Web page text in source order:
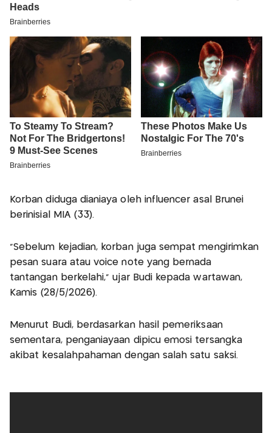
Korban diduga dianiaya oleh influencer asal Brunei
berinisial MIA (33).
"Sebelum kejadian, korban juga sempat mengirimkan
pesan suara atau voice note yang bernada
tantangan berkelahi," ujar Budi kepada wartawan,
Kamis (28/5/2026).
Menurut Budi, berdasarkan hasil pemeriksaan
sementara, penganiayaan dipicu emosi tersangka
akibat kesalahpahaman dengan salah satu saksi.